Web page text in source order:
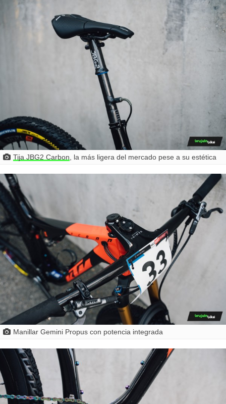
Tija JBG2 Carbon , la más ligera del mercado pese a su estética
Manillar Gemini Propus con potencia integrada